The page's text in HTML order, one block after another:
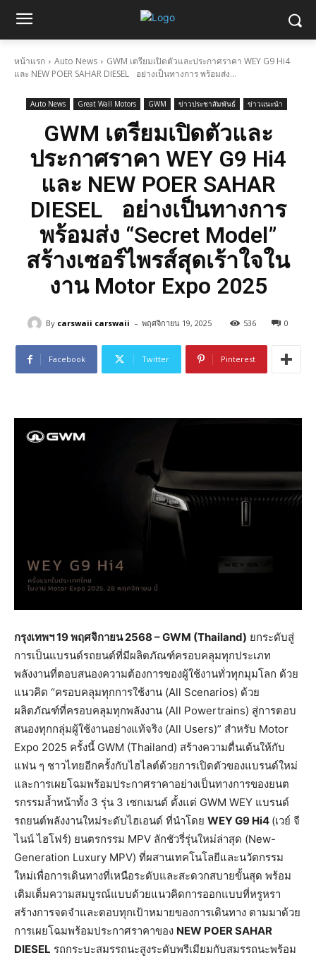
หน้าแรก Auto News
GWM เตรียมเปิดตัวและประกาศราคา WEY G9 Hi4
และ NEW POER SAHAR DIESEL อย่างเป็นทางการ พร้อมส่ง...
Auto News Great Wall Motors GWM ข่าวประชาสัมพันธ์ ข่าวแนะนำ
GWM เตรียมเปิดตัวและ
ประกาศราคา WEY G9 Hi4
และ NEW POER SAHAR
DIESEL อย่างเป็นทางการ
พร้อมส่ง “Secret Model”
สร้างเซอร์ไพรส์สุดเร้าใจใน
งาน Motor Expo 2025
By carswaii carswaii - พฤศจิกายน 19, 2025 536 0
Facebook Twitter Pinterest
กรุงเทพฯ19พฤศจิกายน2568 – GWM (Thailand) ยกระดับสู่
การเป็นแบรนด์รถยนต์ที่มีผลิตภัณฑ์ครอบคลุมทุกประเภท
พลังงานที่ตอบสนองความต้องการของผู้ใช้งานทั่วทุกมุมโลก ด้วย
แนวคิด “ครอบคลุมทุกการใช้งาน (All Scenarios) ด้วย
ผลิตภัณฑ์ที่ครอบคลุมทุกพลังงาน (All Powertrains) สู่การตอบ
สนองทุกกลุ่มผู้ใช้งานอย่างแท้จริง (All Users)” สำหรับ Motor
Expo 2025 ครั้งนี้ GWM (Thailand) สร้างความตื่นเต้นให้กับ
แฟน ๆ ชาวไทยอีกครั้งกับไฮไลต์ด้วยการเปิดตัวของแบรนด์ใหม่
และการเผยโฉมพร้อมประกาศราคาอย่างเป็นทางการของยนต
รกรรมล้ำหน้าทั้ง 3 รุ่น 3 เซกเมนต์ ตั้งแต่ GWM WEY แบรนด์
รถยนต์พลังงานใหม่ระดับไฮเอนด์ ที่นำโดย WEY G9 Hi4 (เวย์ จี
ไนน์ ไฮโฟร์) ยนตรกรรม MPV ลักชัวรี่รุ่นใหม่ล่าสุด (New-
Generation Luxury MPV) ที่ผสานเทคโนโลยีและนวัตกรรม
ใหม่เพื่อการเดินทางที่เหนือระดับและสะดวกสบายขั้นสุด พร้อม
เติมเต็มความสมบูรณ์แบบด้วยแนวคิดการออกแบบที่หรูหรา
สร้างการจดจำและตอบทุกเป้าหมายของการเดินทาง ตามมาด้วย
การเผยโฉมพร้อมประกาศราคาของ NEW POER SAHAR
DIESEL รถกระบะสมรรถนะสูงระดับพรีเมียมกับสมรรถนะพร้อม